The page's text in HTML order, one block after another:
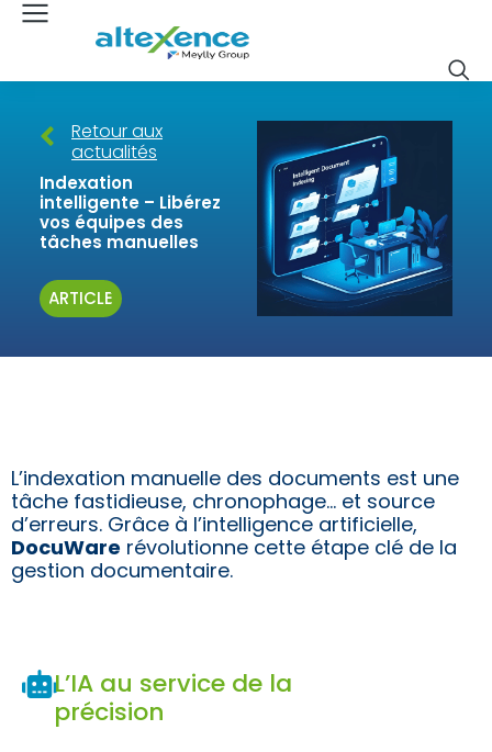
Retour aux
actualités
Indexation
intelligente – Libérez
vos équipes des
tâches manuelles
ARTICLE
L’indexation manuelle des documents est une
tâche fastidieuse, chronophage… et source
d’erreurs. Grâce à l’intelligence artificielle,
DocuWare révolutionne cette étape clé de la
gestion documentaire.
L’IA au service de la
précision